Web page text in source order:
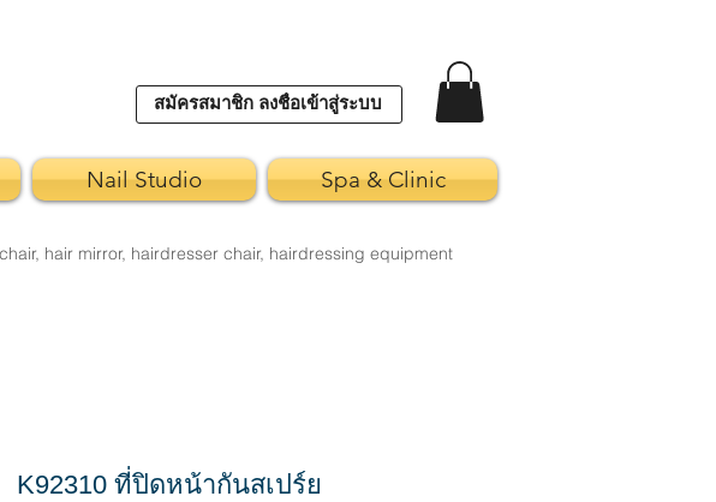
สมัครสมาชิก ลงชื่อเข้าสู่ระบบ
Nail Studio Spa & Clinic
hair mirror, hairdresser chair, hairdressing equipment
K92310 ที่ปิดหน้ากันสเปร์ย